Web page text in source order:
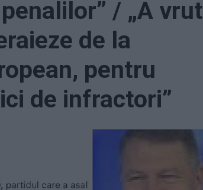
/ „A vrut
de la
pentru
de infractori”